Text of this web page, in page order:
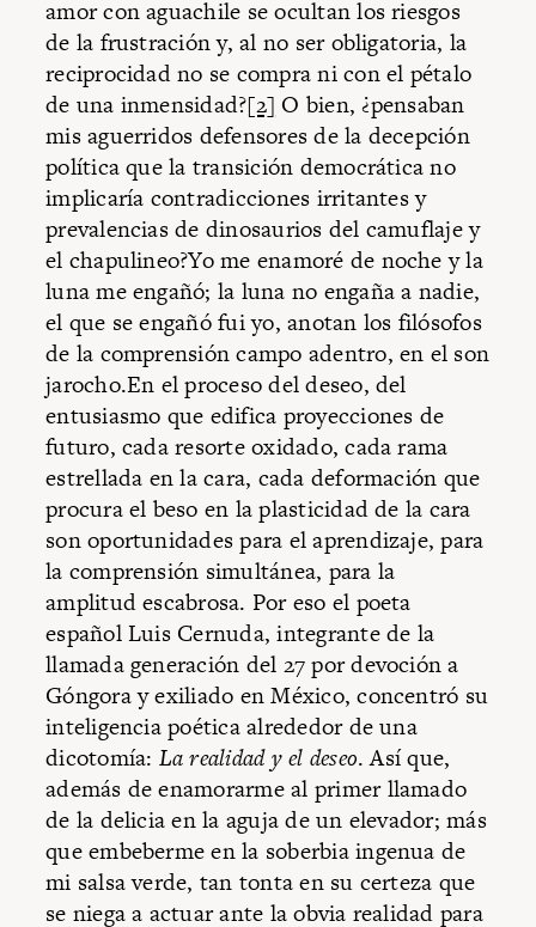
amor con aguachile se ocultan los riesgos
de la frustración y, al no ser obligatoria, la
reciprocidad no se compra ni con el pétalo
de una inmensidad?[2] O bien, ¿pensaban
mis aguerridos defensores de la decepción
política que la transición democrática no
implicaría contradicciones irritantes y
prevalencias de dinosaurios del camuflaje y
el chapulineo?Yo me enamoré de noche y la
luna me engañó; la luna no engaña a nadie,
el que se engañó fui yo, anotan los filósofos
de la comprensión campo adentro, en el son
jarocho.En el proceso del deseo, del
entusiasmo que edifica proyecciones de
futuro, cada resorte oxidado, cada rama
estrellada en la cara, cada deformación que
procura el beso en la plasticidad de la cara
son oportunidades para el aprendizaje, para
la comprensión simultánea, para la
amplitud escabrosa. Por eso el poeta
español Luis Cernuda, integrante de la
llamada generación del 27 por devoción a
Góngora y exiliado en México, concentró su
inteligencia poética alrededor de una
dicotomía: La realidad y el deseo. Así que,
además de enamorarme al primer llamado
de la delicia en la aguja de un elevador; más
que embeberme en la soberbia ingenua de
mi salsa verde, tan tonta en su certeza que
se niega a actuar ante la obvia realidad para